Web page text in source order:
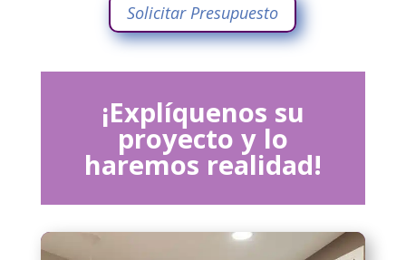
Solicitar Presupuesto
¡Explíquenos su
proyecto y lo
haremos realidad!